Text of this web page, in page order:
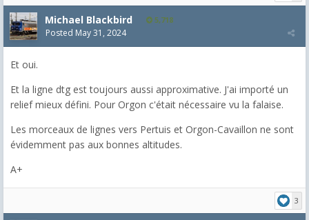
Michael Blackbird 5,718
Posted May 31, 2024
Et oui.
Et la ligne dtg est toujours aussi approximative. J'ai importé un
relief mieux défini. Pour Orgon c'était nécessaire vu la falaise.
Les morceaux de lignes vers Pertuis et Orgon-Cavaillon ne sont
évidemment pas aux bonnes altitudes.
A+
3